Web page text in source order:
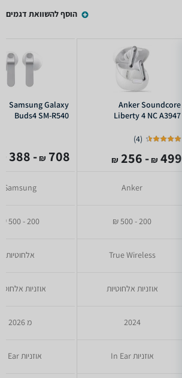
הוסף להשוואת דגמים
Anker Soundcore
Liberty 4 NC A3947
(
4
)
499
₪
- 256
₪
Anker
200 - 500 ₪
True Wireless
אוזניות אלחוטיות
2024
אוזניות In Ear
Samsung Galaxy
Buds4 SM-R540
708
₪
- 388
Samsung
200 - 500 ₪
אלחוטיות
אוזניות
מ 2026
אוזניות In Ear